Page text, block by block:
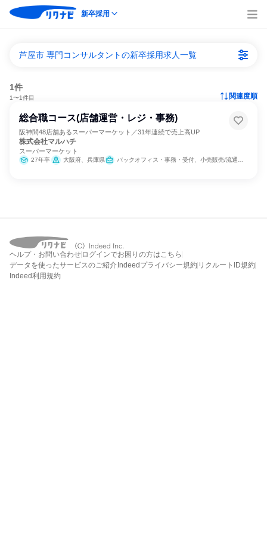
新卒採用
芦屋市 専門コンサルタントの新卒採用求人一覧
1件
1〜1件目 関連度順
総合職コース(店舗運営・レジ・事務)
阪神間48店舗あるスーパーマーケット／31年連続で売上高UP
株式会社マルハチ
スーパーマーケット
27年卒 大阪府、兵庫県 バックオフィス・事務・受付、小売販売/流通、経営/事業企画
ヘルプ・お問い合わせ ログインでお困りの方はこちら
データを使ったサービスのご紹介 Indeedプライバシー規約 リクルートID規約
Indeed利用規約